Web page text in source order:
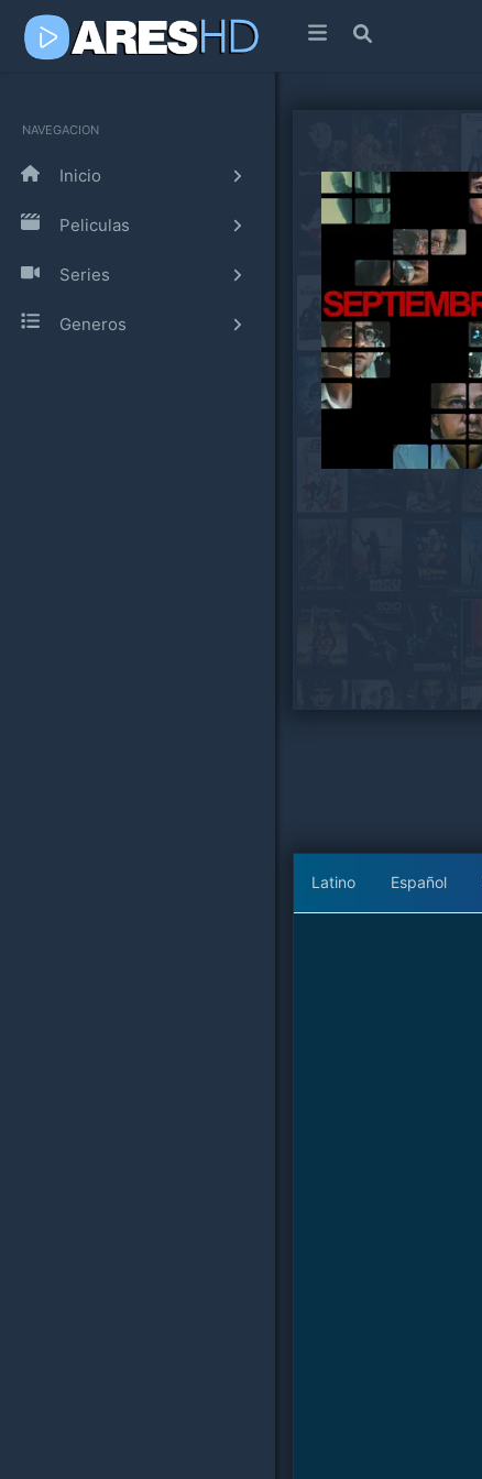
NAVEGACION
Inicio
Peliculas
Series
Generos
Latino Español